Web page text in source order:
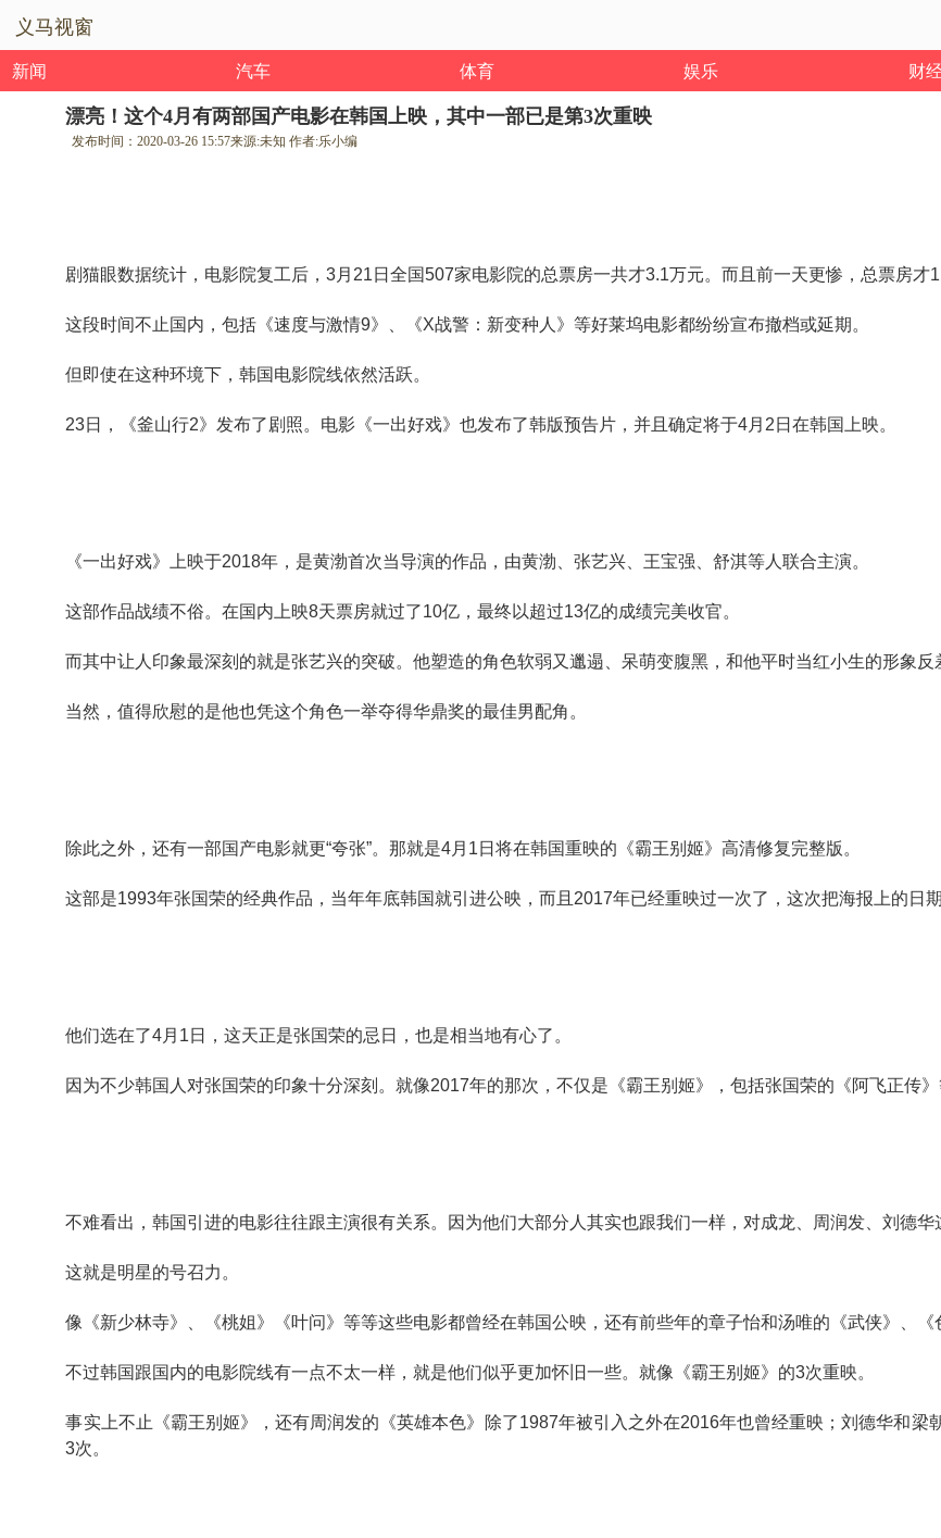
义马视窗
新闻 汽车 体育 娱乐 财
漂亮！这个4月有两部国产电影在韩国上映，其中一部已是第3次重映
发布时间：2020-03-26 15:57来源:未知作者:乐小编
剧猫眼数据统计，电影院复工后，3月 21 日全国507家电影院的总票房一共才3.1万元。而且前一天更惨，总票房才
这段时间不止国内，包括《速度与激情9》、《X战警：新变种人》等好莱坞电影都纷纷宣布撤档或延期。
但即使在这种环境下，韩国电影院线依然活跃。
23日，《釜山行2》发布了剧照。电影《一出好戏》也发布了韩版预告片，并且确定将于4月 2 日在韩国上映。
《一出好戏》上映于2018年，是黄渤首次当导演的作品，由黄渤、张艺兴、王宝强、舒淇等人联合主演。
这部作品战绩不俗。在国内上映8天票房就过了10亿，最终以超过13亿的成绩完美收官。
而其中让人印象最深刻的就是张艺兴的突破。他塑造的角色软弱又邋遢、呆萌变腹黑，和他平时当红小生的形象反
当然，值得欣慰的是他也凭这个角色一举夺得华鼎奖的最佳男配角。
除此之外，还有一部国产电影就更“夸张”。那就是4月 1 日将在韩国重映的《霸王别姬》高清修复完整版。
这部是1993年张国荣的经典作品，当年年底韩国就引进公映，而且 2017年已经重映过一次了，这次把海报上的日
他们选在了4月 1 日，这天正是张国荣的忌日，也是相当地有心了。
因为不少韩国人对张国荣的印象十分深刻。就像2017年的那次，不仅是《霸王别姬》，包括张国荣的《阿飞正传》
不难看出，韩国引进的电影往往跟主演很有关系。因为他们大部分人其实也跟我们一样，对成龙、周润发、刘德华
这就是明星的号召力。
像《新少林寺》、《桃姐》《叶问》等等这些电影都曾经在韩国公映，还有前些年的章子怡和汤唯的《武侠》、《
不过韩国跟国内的电影院线有一点不太一样，就是他们似乎更加怀旧一些。就像《霸王别姬》的3次重映。
事实上不止《霸王别姬》，还有周润发的《英雄本色》除了1987年被引入之外在2016年也曾经重映；刘德华和梁
3次。